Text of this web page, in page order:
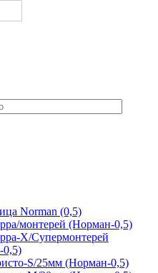
Norman (0,5)
монтерей (Норман-0,5)
Х/Супермонтерей
0,5)
S/25мм (Норман-0,5)